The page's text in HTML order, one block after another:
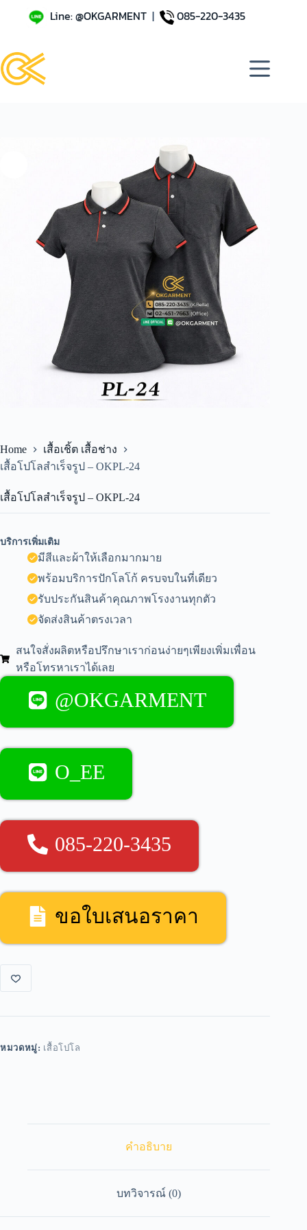
Line: @OKGARMENT| 085-220-3435
Home
เสื้อเชิ้ต เสื้อช่าง
เสื้อโปโลสำเร็จรูป – OKPL-24
เสื้อโปโลสำเร็จรูป – OKPL-24
บริการเพิ่มเติม
มีสีและผ้าให้เลือกมากมาย
พร้อมบริการปักโลโก้ ครบจบในที่เดียว
รับประกันสินค้าคุณภาพโรงงานทุกตัว
จัดส่งสินค้าตรงเวลา
สนใจสั่งผลิตหรือปรึกษาเราก่อนง่ายๆเพียงเพิ่มเพื่อน
หรือโทรหาเราได้เลย
@OKGARMENT
O_EE
085-220-3435
ขอใบเสนอราคา
หมวดหมู่: เสื้อโปโล
คำอธิบาย
บทวิจารณ์ (0)